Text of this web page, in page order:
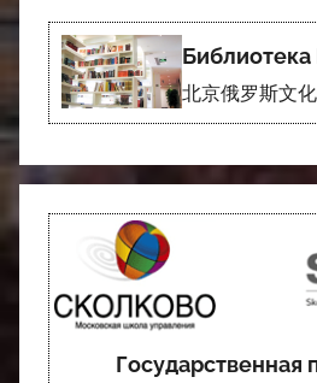
北京俄罗斯文
Государственная